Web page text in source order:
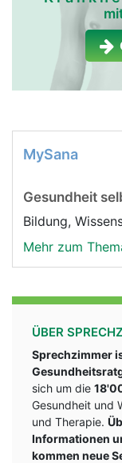
MySana
Gesundheit
Bildung,
Mehr zum
ÜBER
Sprechzimmer
sich um die
Gesundheit und
und Therapie.
Informationen
kommen neue